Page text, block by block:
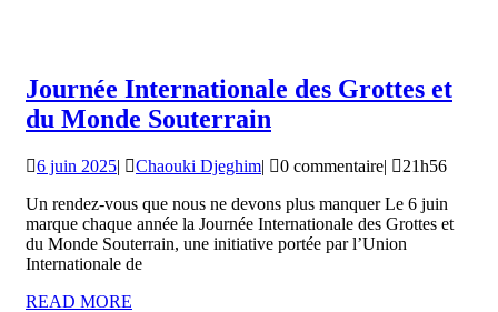
Journée Internationale des Grottes et
du Monde Souterrain
des
Grottes
et
6 juin 20256
2025
| Chaouki DjeghimChaouki
| 0 commentaire|
21h56
Un rendez-vous que nous ne devons plus manquer Le 6 juin
marque chaque année la Journée Internationale des Grottes et
du Monde Souterrain, une initiative portée par l’Union
Internationale de
READ MORE